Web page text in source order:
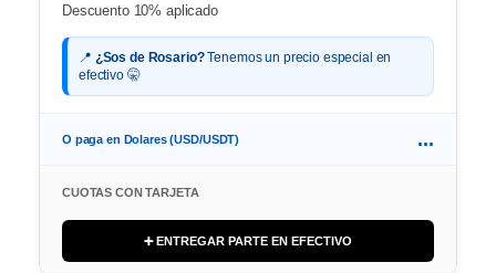
Descuento 10% aplicado
📍 ¿Sos de Rosario?Tenemos un precio especial en
efectivo 🤫
O paga en Dolares (USD/USDT) ...
CUOTAS CON TARJETA
➕ ENTREGAR PARTE EN EFECTIVO